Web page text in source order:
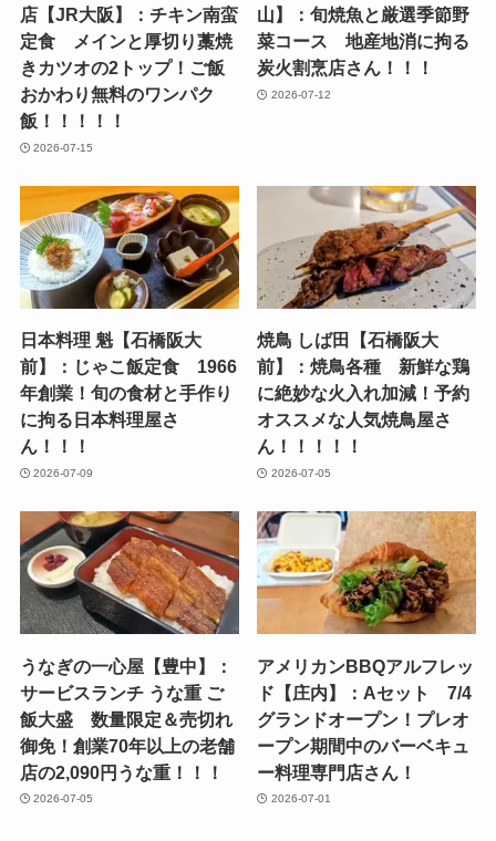
店【JR大阪】：チキン南蛮
定食 メインと厚切り藁焼
きカツオの2トップ！ご飯
おかわり無料のワンパク
飯！！！！！
2026-07-15
山】：旬焼魚と厳選季節野
菜コース 地産地消に拘る
炭火割烹店さん！！！
2026-07-12
日本料理 魁【石橋阪大
前】：じゃこ飯定食 1966
年創業！旬の食材と手作り
に拘る日本料理屋さ
ん！！！
2026-07-09
焼鳥 しば田【石橋阪大
前】：焼鳥各種 新鮮な鶏
に絶妙な火入れ加減！予約
オススメな人気焼鳥屋さ
ん！！！！！
2026-07-05
うなぎの一心屋【豊中】：
サービスランチ うな重 ご
飯大盛 数量限定＆売切れ
御免！創業70年以上の老舗
店の2,090円うな重！！！
2026-07-05
アメリカンBBQアルフレッ
ド【庄内】：Aセット 7/4
グランドオープン！プレオ
ープン期間中のバーベキュ
ー料理専門店さん！
2026-07-01